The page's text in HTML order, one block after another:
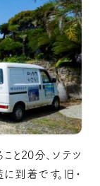
と20分、ソテツ
到着です。旧・